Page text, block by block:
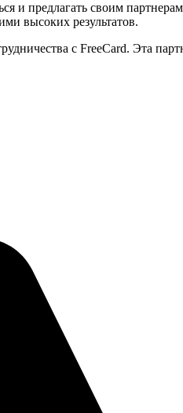
и предлагать своим
высоких результатов.
с FreeCard. Эта